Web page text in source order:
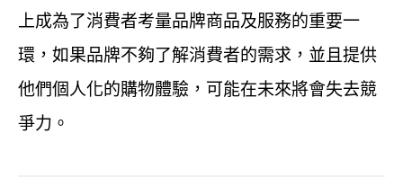
上成為了消費者考量品牌商品及服務的重要一
環，如果品牌不夠了解消費者的需求，並且提供
他們個人化的購物體驗，可能在未來將會失去競
爭力。